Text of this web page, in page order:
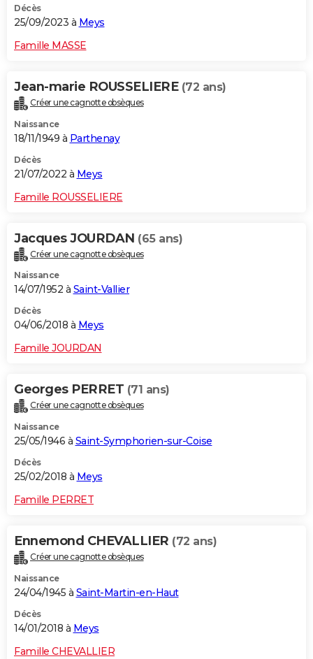
Décès
25/09/2023 à Meys
Famille MASSE
Jean-marie ROUSSELIERE (72 ans)
Créer une cagnotte obsèques
Naissance
18/11/1949 à Parthenay
Décès
21/07/2022 à Meys
Famille ROUSSELIERE
Jacques JOURDAN (65 ans)
Créer une cagnotte obsèques
Naissance
14/07/1952 à Saint-Vallier
Décès
04/06/2018 à Meys
Famille JOURDAN
Georges PERRET (71 ans)
Créer une cagnotte obsèques
Naissance
25/05/1946 à Saint-Symphorien-sur-Coise
Décès
25/02/2018 à Meys
Famille PERRET
Ennemond CHEVALLIER (72 ans)
Créer une cagnotte obsèques
Naissance
24/04/1945 à Saint-Martin-en-Haut
Décès
14/01/2018 à Meys
Famille CHEVALLIER